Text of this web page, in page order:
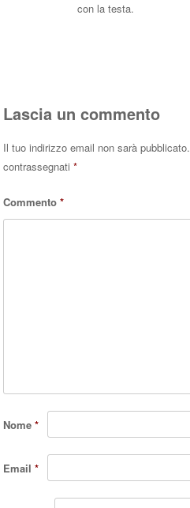
con la testa.
Lascia un commento
Il tuo indirizzo email non sarà pubblicato.
contrassegnati*
Commento*
Nome*
Email*